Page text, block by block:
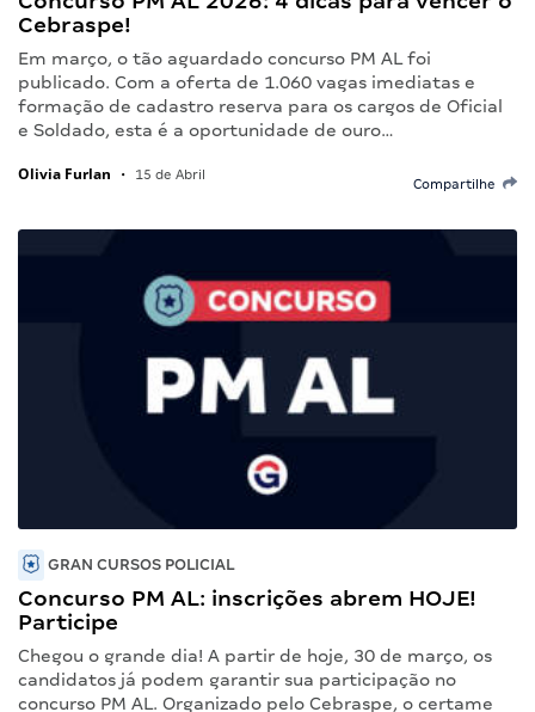
Cebraspe!
Em março, o tão aguardado concurso PM AL foi
publicado. Com a oferta de 1.060 vagas imediatas e
formação de cadastro reserva para os cargos de Oficial
e Soldado, esta é a oportunidade de ouro…
Olivia Furlan • 15 de Abril
Compartilhe
GRAN CURSOS POLICIAL
Concurso PM AL: inscrições abrem HOJE!
Participe
Chegou o grande dia! A partir de hoje, 30 de março, os
candidatos já podem garantir sua participação no
concurso PM AL. Organizado pelo Cebraspe, o certame